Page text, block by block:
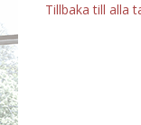
Tillbaka till alla